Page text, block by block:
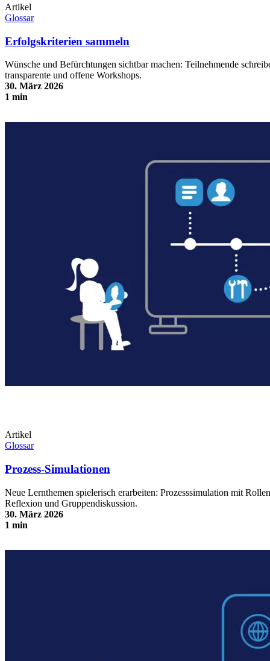
Artikel
Glossar
Erfolgskriterien sammeln
Wünsche und Befürchtungen sichtbar machen: Teilnehmende
transparente und offene Workshops.
30. März 2026
1 min
Artikel
Glossar
Prozess-Simulationen
Neue Lernthemen spielerisch erarbeiten: Prozesssimulation mit
Reflexion und Gruppendiskussion.
30. März 2026
1 min